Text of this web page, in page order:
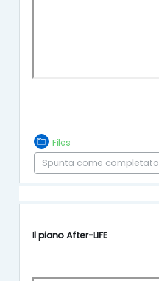
FilesCartella
Spunta come completato
Il piano After-LIFE